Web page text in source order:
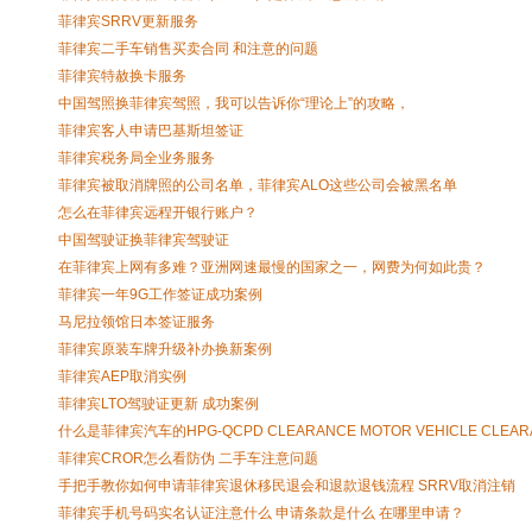
菲律宾SRRV更新服务
菲律宾二手车销售买卖合同 和注意的问题
菲律宾特赦换卡服务
中国驾照换菲律宾驾照，我可以告诉你“理论上”的攻略，
菲律宾客人申请巴基斯坦签证
菲律宾税务局全业务服务
菲律宾被取消牌照的公司名单，菲律宾ALO这些公司会被黑名单
怎么在菲律宾远程开银行账户？
中国驾驶证换菲律宾驾驶证
在菲律宾上网有多难？亚洲网速最慢的国家之一，网费为何如此贵？
菲律宾一年9G工作签证成功案例
马尼拉领馆日本签证服务
菲律宾原装车牌升级补办换新案例
菲律宾AEP取消实例
菲律宾LTO驾驶证更新 成功案例
什么是菲律宾汽车的HPG-QCPD CLEARANCE MOTOR VEHICLE
菲律宾CROR怎么看防伪 二手车注意问题
手把手教你如何申请菲律宾退休移民退会和退款退钱流程 SRRV取消注销
菲律宾手机号码实名认证注意什么 申请条款是什么 在哪里申请？